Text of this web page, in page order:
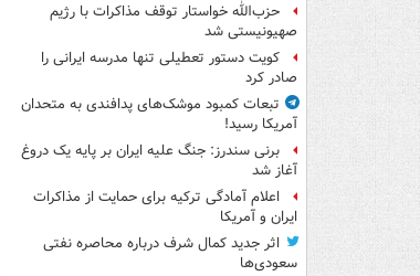
حزب‌الله خواستار توقف مذاکرات با رژیم
صهیونیستی شد
کویت دستور تعطیلی تنها مدرسه ایرانی را
صادر کرد
تبعات کمبود موشک‌های پدافندی به متحدان
آمریکا رسید!
برنی سندرز: جنگ علیه ایران بر پایه یک دروغ
آغاز شد
اعلام آمادگی ترکیه برای حمایت از مذاکرات
ایران و آمریکا
اثر جدید کمال شرف درباره محاصره نفتی
سعودی‌ها